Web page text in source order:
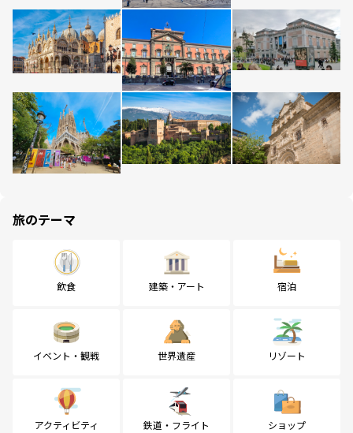
旅のテーマ
飲食 建築・アート 宿泊
イベント・観戦 世界遺産 リゾート
アクティビティ 鉄道・フライト ショップ